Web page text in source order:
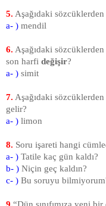
5. Aşağıdaki
a- )
6. Aşağıdaki
son harfi değişir?
a- )
7. Aşağıdaki
gelir?
a- )
8. Soru işareti hangi
a- ) Tatile kaç gün kaldı?
b- ) Niçin geç kaldın?
c- ) Bu soruyu